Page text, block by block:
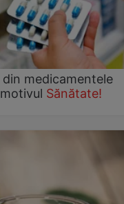
medicamentele
Sănătate!